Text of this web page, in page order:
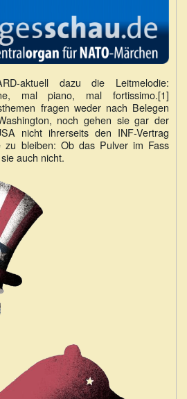
aktuell dazu die Leitmelodie:
mal piano, mal fortissimo.[1]
fragen weder nach Belegen
noch gehen sie gar der
nicht ihrerseits den INF-Vertrag
zu bleiben: Ob das Pulver im Fass
auch nicht.